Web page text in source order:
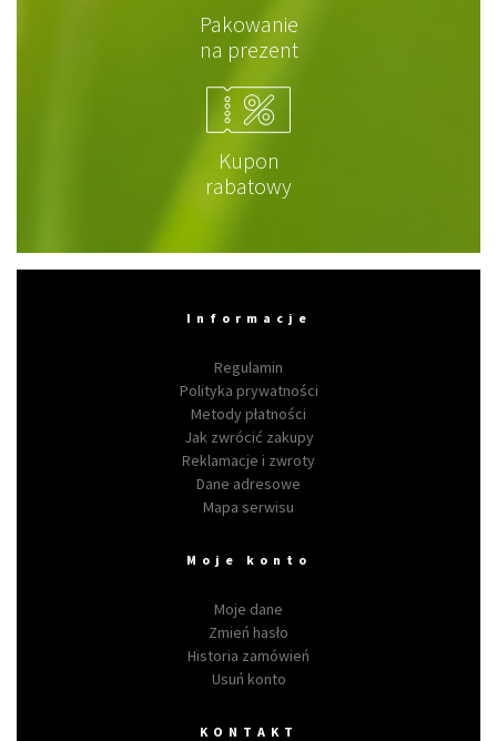
Pakowanie
na prezent
Kupon
rabatowy
Informacje
Regulamin
Polityka prywatności
Metody płatności
Jak zwrócić zakupy
Reklamacje i zwroty
Dane adresowe
Mapa serwisu
Moje konto
Moje dane
Zmień hasło
Historia zamówień
Usuń konto
KONTAKT